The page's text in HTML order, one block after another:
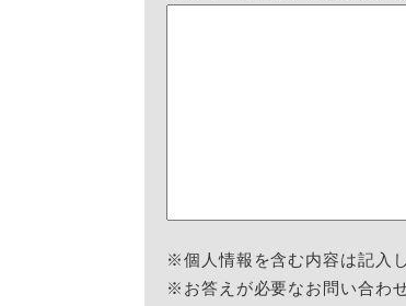
※個人情報を含む内容は記入
※お答えが必要なお問い合わ